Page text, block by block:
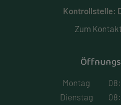
Kontrollstelle:
Zum
Montag
Dienstag